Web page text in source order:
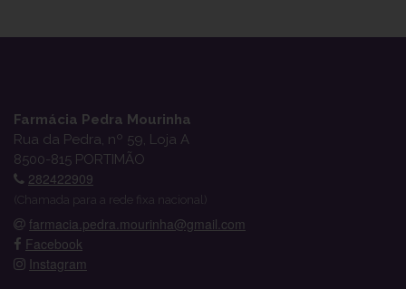
Farmácia Pedra Mourinha
Rua da Pedra, nº 59, Loja A
8500-815 PORTIMÃO
282422909
(Chamada para a rede fixa nacional)
farmacia.pedra.mourinha@gmail.com
Facebook
Instagram